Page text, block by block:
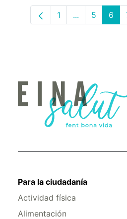
Página
1 ...PáginasPágina
5 6
Para la ciudadanía
Actividad física
Alimentación